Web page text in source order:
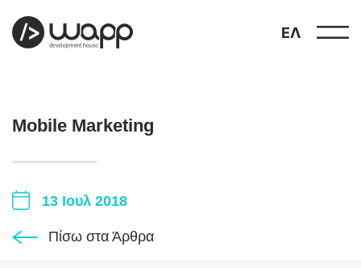
ΕΛ
01 προφίλ
παρουσιάσεις
Mobile Marketing
13 Ιουλ 2018
Πίσω στα Άρθρα